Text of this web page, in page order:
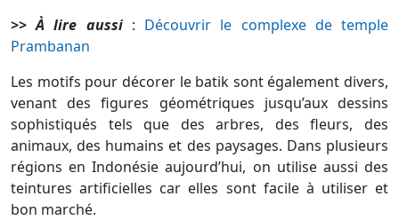
>> À lire aussi: Découvrir le complexe de temple
Prambanan
Les motifs pour décorer le batik sont également divers,
venant des figures géométriques jusqu’aux dessins
sophistiqués tels que des arbres, des fleurs, des
animaux, des humains et des paysages. Dans plusieurs
régions en Indonésie aujourd’hui, on utilise aussi des
teintures artificielles car elles sont facile à utiliser et
bon marché.